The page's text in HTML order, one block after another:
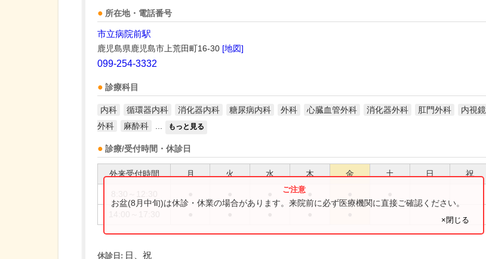
所在地・電話番号
市立病院前駅
鹿児島県鹿児島市上荒田町16-30 [地図]
099-254-3332
診療科目
内科 循環器内科 消化器内科 糖尿病内科 外科 心臓血管外科 消化器外科 肛門外科
内視鏡
外科
麻酔科 もっと見る
診療/受付時間・休診日
外来受付時間 月 火 水 木 金 土 日 祝
お盆(8月中旬)は休診・休業の場合があります。来院前に必ず医療機関に直接ご確認ください。
×閉じる
休診日: 日、祝